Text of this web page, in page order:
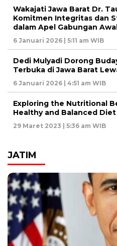
Wakajati Jawa Barat Dr.
Komitmen Integritas dan
dalam Apel Gabungan
6 Januari 2026 | 5:11 am WIB
Dedi Mulyadi Dorong
Terbuka di Jawa Barat
6 Januari 2026 | 4:51 am WIB
Exploring the Nutritional
Healthy and Balanced Diet
29 Maret 2023 | 5:36 am WIB
JATIM